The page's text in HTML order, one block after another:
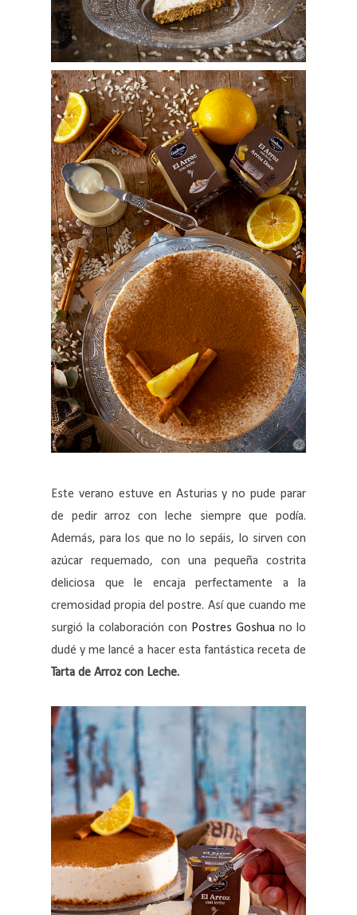
Este verano estuve en Asturias y no pude parar
de pedir arroz con leche siempre que podía.
Además, para los que no lo sepáis, lo sirven con
azúcar requemado, con una pequeña costrita
deliciosa que le encaja perfectamente a la
cremosidad propia del postre. Así que cuando me
surgió la colaboración con Postres Goshua no lo
dudé y me lancé a hacer esta fantástica receta de
Tarta de Arroz con Leche.